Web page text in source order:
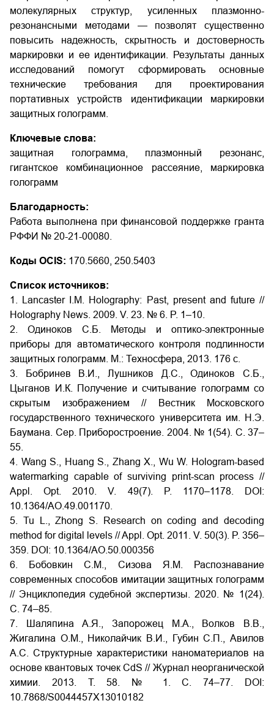
молекулярных структур, усиленных плазмонно-
резонансными методами — позволят существенно
повысить надежность, скрытность и достоверность
маркировки и ее идентификации. Результаты данных
исследований помогут сформировать основные
технические требования для проектирования
портативных устройств идентификации маркировки
защитных голограмм.
Ключевые слова:
защитная голограмма, плазмонный резонанс,
гигантское комбинационное рассеяние, маркировка
голограмм
Благодарность:
Работа выполнена при финансовой поддержке гранта
РФФИ № 20-21-00080.
Коды OCIS: 170.5660, 250.5403
Список источников:
1. Lancaster I.M. Holography: Past, present and future //
Holography News. 2009. V. 23. № 6. P. 1–10.
2. Одиноков С.Б. Методы и оптико-электронные
приборы для автоматического контроля подлинности
защитных голограмм. М.: Техносфера, 2013. 176 с.
3. Бобринев В.И., Лушников Д.С., Одиноков С.Б.,
Цыганов И.К. Получение и считывание голограмм со
скрытым изображением // Вестник Московского
государственного технического университета им. Н.Э.
Баумана. Сер. Приборостроение. 2004. № 1(54). С. 37–
55.
4. Wang S., Huang S., Zhang X., Wu W. Hologram-based
watermarking capable of surviving print-scan process //
Appl. Opt. 2010. V. 49(7). P. 1170–1178. DOI:
10.1364/AO.49.001170.
5. Tu L., Zhong S. Research on coding and decoding
method for digital levels // Appl. Opt. 2011. V. 50(3). P. 356–
359. DOI: 10.1364/AO.50.000356
6. Бобовкин С.М., Сизова Я.М. Распознавание
современных способов имитации защитных голограмм
// Энциклопедия судебной экспертизы. 2020. № 1(24).
С. 74–85.
7. Шаляпина А.Я., Запорожец М.А., Волков В.В.,
Жигалина О.М., Николайчик В.И., Губин С.П., Авилов
А.С. Структурные характеристики наноматериалов на
основе квантовых точек CdS // Журнал неорганической
химии. 2013. Т. 58. № 1. С. 74–77. DOI:
10.7868/S0044457X13010182